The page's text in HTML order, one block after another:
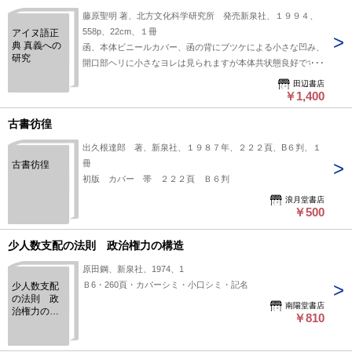
アイヌ語正
典 真義への
研究
藤原聖明 著、北方文化科学研究所 発売新泉社、１９９４、
558p、22cm、１冊
函、本体ビニールカバー、函の背にブツケによる小さな凹み、
開口部ヘリに小さなヨレは見られますが本体共状態良好です、
田辺書店
￥1,400
古書彷徨
古書彷徨
出久根達郎 著、新泉社、１９８７年、２２２頁、B６判、１
冊
初版 カバー 帯 ２２２頁 Ｂ６判
浪月堂書店
￥500
少人数支配の法則 政治権力の構造
少人数支配
の法則 政
治権力の構
原田鋼、新泉社、1974、1
Ｂ6・260頁・カバーシミ・小口シミ・記名
南陽堂書店
￥810